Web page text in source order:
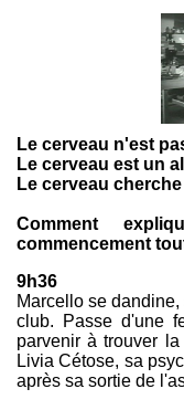
collage je
Nous sommes
dimension
mais aussi
dont les
bout de
dimension
téléviseur.
maîtrisons à
contrôlons les
pouvons vous
même... au-
fournir tout ce
Pendant
angoisses et
profonds
Le cerveau n'est
Le cerveau est un
Le cerveau
Comment
commencement
9h36
Marcello se
club. Passe d'une
parvenir à trouver
Livia Cétose, sa
après sa sortie de